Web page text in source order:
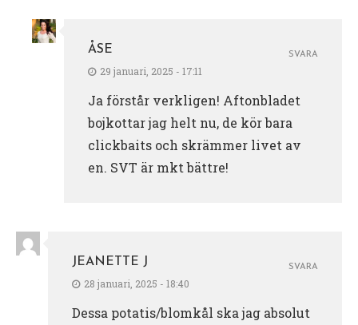
ÅSE
29 januari, 2025 - 17:11
Ja förstår verkligen! Aftonbladet
bojkottar jag helt nu, de kör bara
clickbaits och skrämmer livet av
en. SVT är mkt bättre!
SVARA
JEANETTE J
28 januari, 2025 - 18:40
Dessa potatis/blomkål ska jag absolut
SVARA